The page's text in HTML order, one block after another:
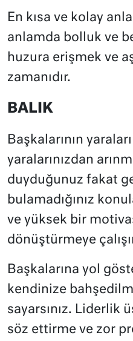
En kısa ve kolay
anlamda bolluk ve
huzura erişmek ve
zamanıdır.
BALIK
Başkalarının
yaralarınızdan
duyduğunuz fakat
bulamadığınız
ve yüksek bir
dönüştürmeye
Başkalarına yol
kendinize
sayarsınız. Liderlik
söz ettirme ve zor